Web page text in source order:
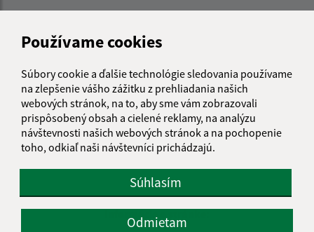
Používame cookies
Súbory cookie a ďalšie technológie sledovania používame
na zlepšenie vášho zážitku z prehliadania našich
webových stránok, na to, aby sme vám zobrazovali
prispôsobený obsah a cielené reklamy, na analýzu
návštevnosti našich webových stránok a na pochopenie
toho, odkiaľ naši návštevníci prichádzajú.
Súhlasím
Odmietam
Informácie o stránke: